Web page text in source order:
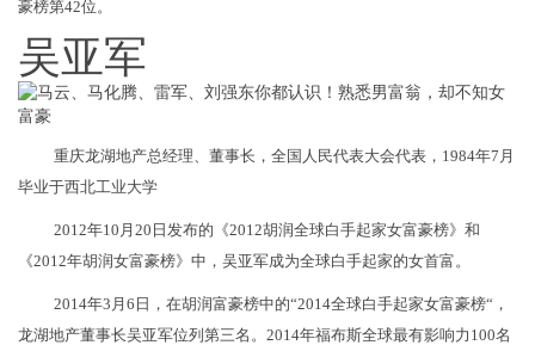
豪榜第42位。
吴亚军
重庆龙湖地产总经理、董事长，全国人民代表大会代表，1984年7月
毕业于西北工业大学
2012年10月20日发布的《2012胡润全球白手起家女富豪榜》和
《2012年胡润女富豪榜》中，吴亚军成为全球白手起家的女首富。
2014年3月6日，在胡润富豪榜中的“2014全球白手起家女富豪榜“，
龙湖地产董事长吴亚军位列第三名。2014年福布斯全球最有影响力100名